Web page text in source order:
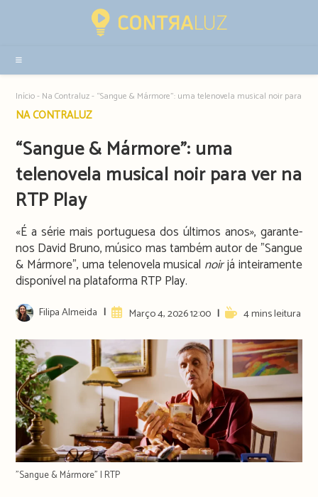
sidebar
Início- Na Contraluz- “Sangue & Mármore”: uma telenovela musical noir para ver
Post
NA CONTRALUZ
“Sangue & Mármore”: uma
telenovela musical noir para ver na
RTP Play
«É a série mais portuguesa dos últimos anos», garante-
nos David Bruno, músico mas também autor de "Sangue
& Mármore", uma telenovela musical noirjá inteiramente
disponível na plataforma RTP Play.
Post
author:
Filipa Almeida
ArtigoMarço 4, 2026 12:00
Reading4 mins leitura
"Sangue & Mármore" | RTP